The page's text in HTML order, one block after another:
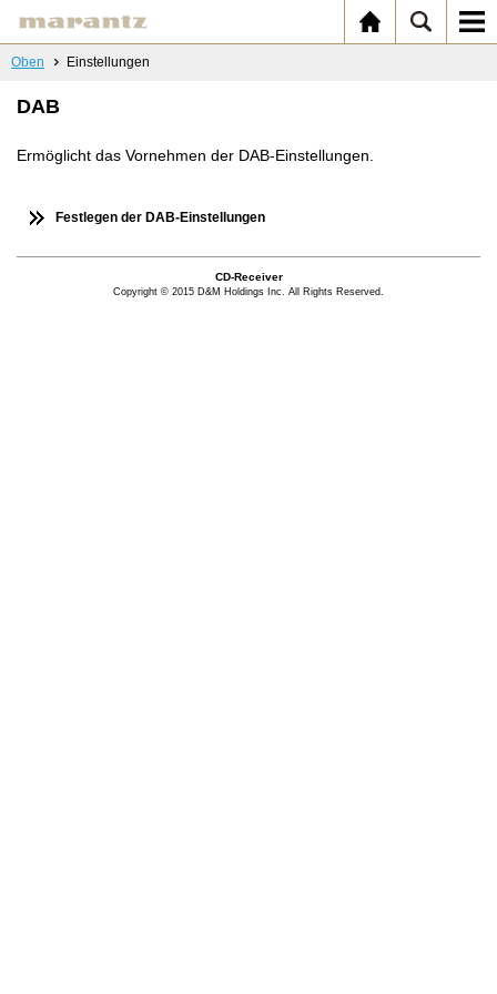
Oben Einstellungen
DAB
Ermöglicht das Vornehmen der DAB-Einstellungen.
Festlegen der DAB-Einstellungen
CD-Receiver
Copyright © 2015 D&M Holdings Inc. All Rights Reserved.